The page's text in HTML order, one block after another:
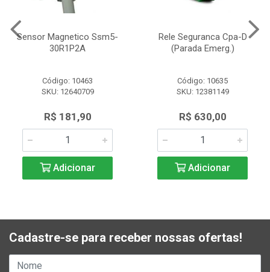
Sensor Magnetico Ssm5-
30R1P2A
Código: 10463
SKU: 12640709
R$ 181,90
Adicionar
Rele Seguranca Cpa-D
(Parada Emerg.)
Código: 10635
SKU: 12381149
R$ 630,00
Adicionar
Cadastre-se para receber nossas ofertas!